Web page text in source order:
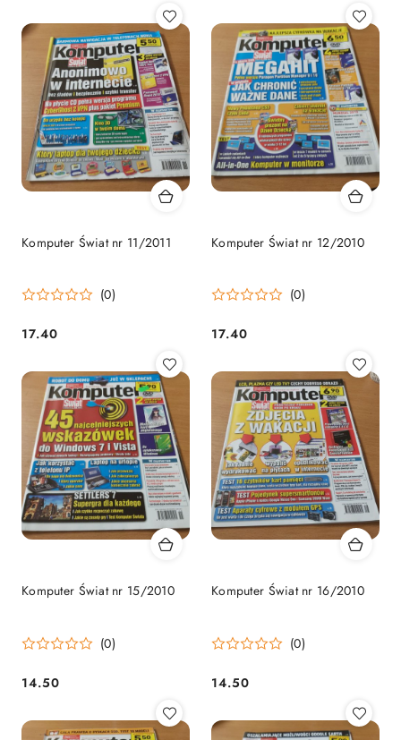
Komputer Świat nr 11/2011
(0)
Cena:
17.40
Komputer Świat nr 12/2010
(0)
Cena:
17.40
Komputer Świat nr 15/2010
(0)
Cena:
14.50
Komputer Świat nr 16/2010
(0)
Cena:
14.50